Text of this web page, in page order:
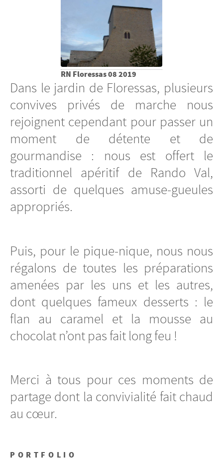
RN Floressas 08 2019
Dans le jardin de Floressas, plusieurs
convives privés de marche nous
rejoignent cependant pour passer un
moment de détente et de
gourmandise : nous est offert le
traditionnel apéritif de Rando Val,
assorti de quelques amuse-gueules
appropriés.
Puis, pour le pique-nique, nous nous
régalons de toutes les préparations
amenées par les uns et les autres,
dont quelques fameux desserts : le
flan au caramel et la mousse au
chocolat n’ont pas fait long feu !
Merci à tous pour ces moments de
partage dont la convivialité fait chaud
au cœur.
PORTFOLIO